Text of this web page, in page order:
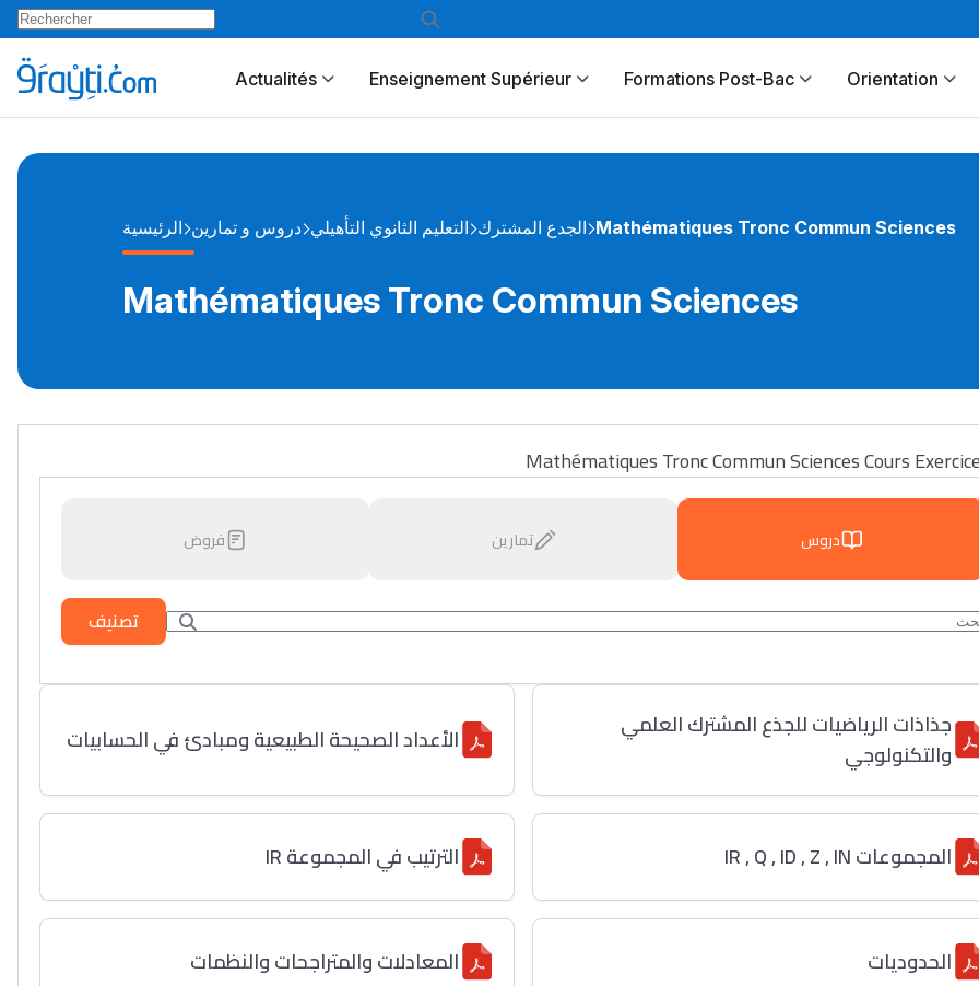
Actualités Enseignement Supérieur Formations Post-Bac Orientation
الرئيسية دروس و تمارين التعليم الثانوي التأهيلي الجدع المشترك Mathématiques Tronc Commun Sciences
Mathématiques Tronc Commun Sciences
Mathématiques Tronc Commun Sciences Cours
دروس تمارين فروض
تصنيف
جذاذات الرياضيات للجذع المشترك العلمي
والتكنولوجي
الأعداد الصحيحة الطبيعية ومبادئ في الحسابيات
المجموعات IR , Q , ID , Z , IN الترتيب في المجموعة IR
الحدوديات المعادلات والمتراجحات والنظمات